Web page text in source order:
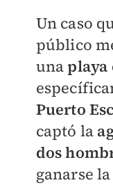
Un caso
público
unaplaya
Puerto
captó la
dos
ganarse